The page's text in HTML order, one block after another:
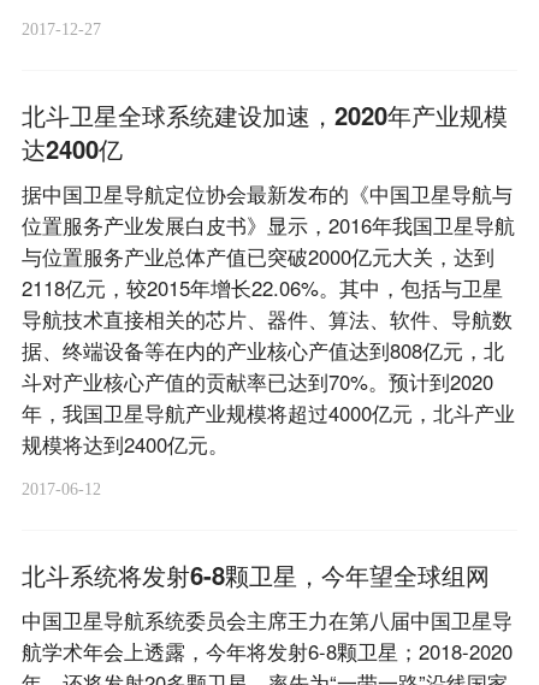
2017-12-27
北斗卫星全球系统建设加速，2020年产业规模
达2400亿
据中国卫星导航定位协会最新发布的《中国卫星导航与
位置服务产业发展白皮书》显示，2016年我国卫星导航
与位置服务产业总体产值已突破2000亿元大关，达到
2118亿元，较2015年增长22.06%。其中，包括与卫星
导航技术直接相关的芯片、器件、算法、软件、导航数
据、终端设备等在内的产业核心产值达到808亿元，北
斗对产业核心产值的贡献率已达到70%。预计到2020
年，我国卫星导航产业规模将超过4000亿元，北斗产业
规模将达到2400亿元。
2017-06-12
北斗系统将发射6-8颗卫星，今年望全球组网
中国卫星导航系统委员会主席王力在第八届中国卫星导
航学术年会上透露，今年将发射6-8颗卫星；2018-2020